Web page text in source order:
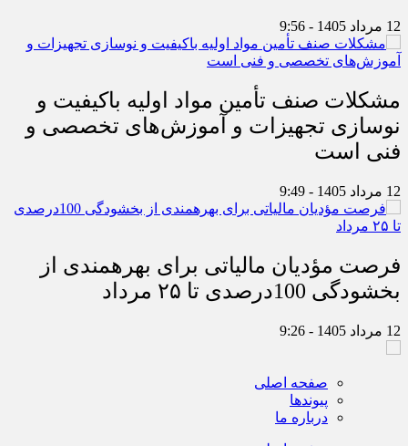
12 مرداد 1405 - 9:56
مشکلات صنف تأمین مواد اولیه باکیفیت و
نوسازی تجهیزات و آموزش‌های تخصصی و
فنی است
12 مرداد 1405 - 9:49
فرصت مؤدیان مالیاتی برای بهره‎مندی از
بخشودگی 100درصدی تا ۲۵ مرداد
12 مرداد 1405 - 9:26
صفحه اصلی
پیوندها
درباره ما